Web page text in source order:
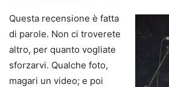
Questa recensione è fatta
di parole. Non ci troverete
altro, per quanto vogliate
sforzarvi. Qualche foto,
magari un video; e poi